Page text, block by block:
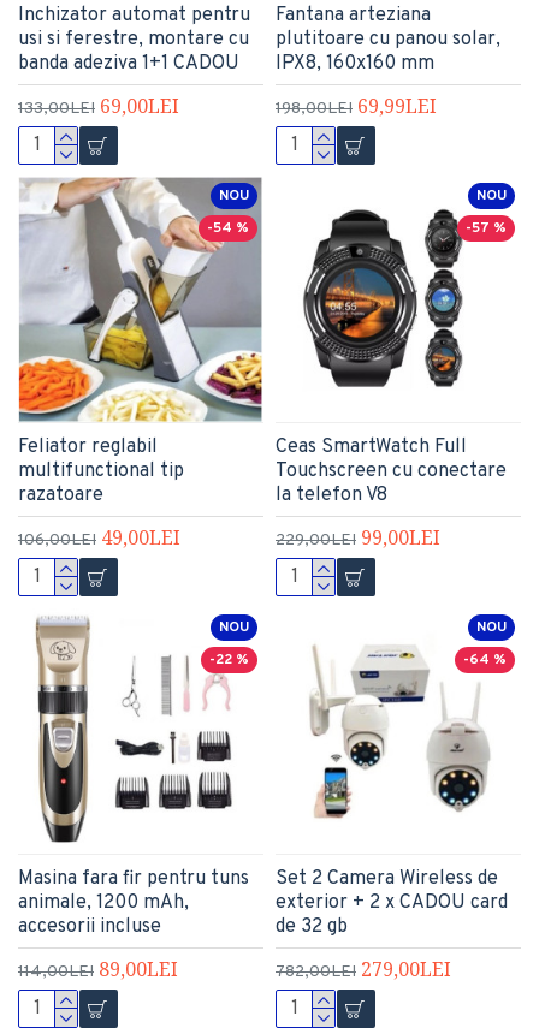
Inchizator automat pentru
usi si ferestre, montare cu
banda adeziva 1+1 CADOU
133,00LEI 69,00LEI
Fantana arteziana
plutitoare cu panou solar,
IPX8, 160x160 mm
198,00LEI 69,99LEI
NOU
-54 %
Feliator reglabil
multifunctional tip
razatoare
106,00LEI 49,00LEI
NOU
-57 %
Ceas SmartWatch Full
Touchscreen cu conectare
la telefon V8
229,00LEI 99,00LEI
NOU
-22 %
Masina fara fir pentru tuns
animale, 1200 mAh,
accesorii incluse
114,00LEI 89,00LEI
NOU
-64 %
Set 2 Camera Wireless de
exterior + 2 x CADOU card
de 32 gb
782,00LEI 279,00LEI